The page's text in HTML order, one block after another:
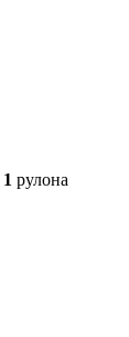
1 рулона